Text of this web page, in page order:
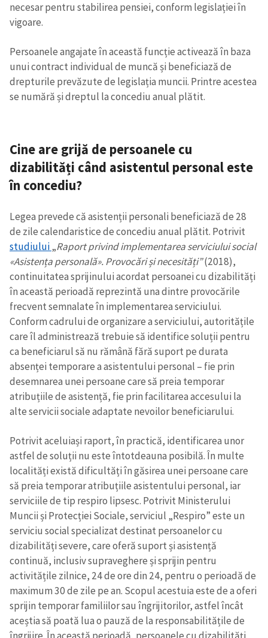
necesar pentru stabilirea pensiei, conform legislației în
vigoare.
Persoanele angajate în această funcție activează în baza
unui contract individual de muncă și beneficiază de
drepturile prevăzute de legislația muncii. Printre acestea
se numără și dreptul la concediu anual plătit.
Cine are grijă de persoanele cu
dizabilități când asistentul personal este
în concediu?
Legea prevede că asistenții personali beneficiază de 28
de zile calendaristice de concediu anual plătit. Potrivit
studiului„Raport privind implementarea serviciului social
«Asistența personală». Provocări și necesități”(2018),
continuitatea sprijinului acordat persoanei cu dizabilități
în această perioadă reprezintă una dintre provocările
frecvent semnalate în implementarea serviciului.
Conform cadrului de organizare a serviciului, autoritățile
care îl administrează trebuie să identifice soluții pentru
ca beneficiarul să nu rămână fără suport pe durata
absenței temporare a asistentului personal – fie prin
desemnarea unei persoane care să preia temporar
atribuțiile de asistență, fie prin facilitarea accesului la
alte servicii sociale adaptate nevoilor beneficiarului.
Potrivit aceluiași raport, în practică, identificarea unor
astfel de soluții nu este întotdeauna posibilă. În multe
localități există dificultăți în găsirea unei persoane care
să preia temporar atribuțiile asistentului personal, iar
serviciile de tip respiro lipsesc. Potrivit Ministerului
Muncii și Protecției Sociale, serviciul „Respiro” este un
serviciu social specializat destinat persoanelor cu
dizabilități severe, care oferă suport și asistență
continuă, inclusiv supraveghere și sprijin pentru
activitățile zilnice, 24 de ore din 24, pentru o perioadă de
maximum 30 de zile pe an. Scopul acestuia este de a oferi
sprijin temporar familiilor sau îngrijitorilor, astfel încât
aceștia să poată lua o pauză de la responsabilitățile de
îngrijire. În această perioadă, persoanele cu dizabilități